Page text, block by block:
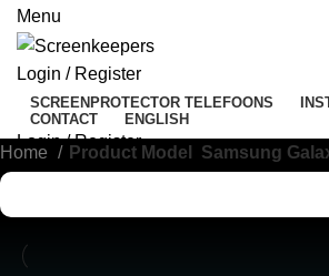
Menu
Login / Register
SCREENPROTECTOR TELEFOONS
CONTACT
ENGLISH
Login / Register
0items €0,00
Home Product Model Samsung